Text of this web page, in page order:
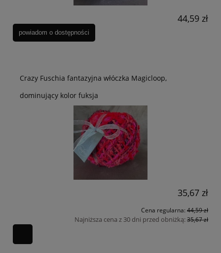
44,59 zł
powiadom o dostępności
Crazy Fuschia fantazyjna włóczka Magicloop,
dominujący kolor fuksja
35,67 zł
Cena regularna: 44,59 zł
Najniższa cena z 30 dni przed obniżką:35,67 zł